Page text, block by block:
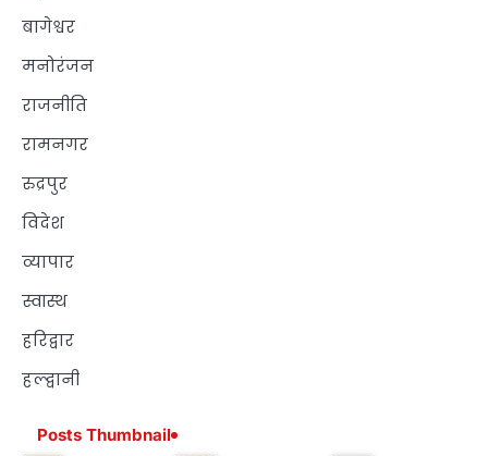
बागेश्वर
मनोरंजन
राजनीति
रामनगर
रुद्रपुर
विदेश
व्यापार
स्वास्थ
हरिद्वार
हल्द्वानी
Posts Thumbnail